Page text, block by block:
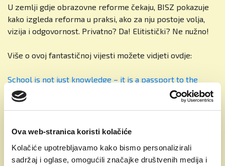
Ova web-stranica koristi kolačiće
Kolačiće upotrebljavamo kako bismo personalizirali
sadržaj i oglase, omogućili značajke društvenih medija i
U zemlji gdje obrazovne reforme čekaju, BISZ pokazuje
kako izgleda reforma u praksi, ako za nju postoje volja,
vizija i odgovornost. Privatno? Da! Elitistički? Ne nužno!
Više o ovoj fantastičnoj vijesti možete vidjeti ovdje:
School is not just knowledge – it is a passport to the
world - British School Zagreb
#Champions #Zagreb #CambridgeEducation
WEB:www.britishschool.hr